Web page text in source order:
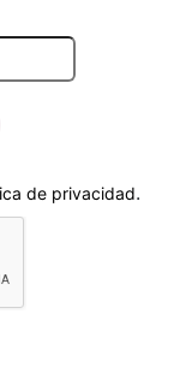
de privacidad.